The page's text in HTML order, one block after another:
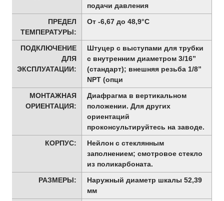
подачи давления
ПРЕДЕЛ
ТЕМПЕРАТУРЫ:
От -6,67 до 48,9°С
ПОДКЛЮЧЕНИЕ
ДЛЯ
ЭКСПЛУАТАЦИИ:
Штуцер с выступами для трубки
с внутренним диаметром 3/16”
(стандарт); внешняя резьба 1/8”
NPT (опци
МОНТАЖНАЯ
ОРИЕНТАЦИЯ:
Диафрагма в вертикальном
положении. Для других
ориентаций
проконсультируйтесь на заводе.
КОРПУС:
Нейлон с стеклянным
заполнением; смотровое стекло
из поликарбоната.
РАЗМЕРЫ:
Наружный диаметр шкалы 52,39
мм